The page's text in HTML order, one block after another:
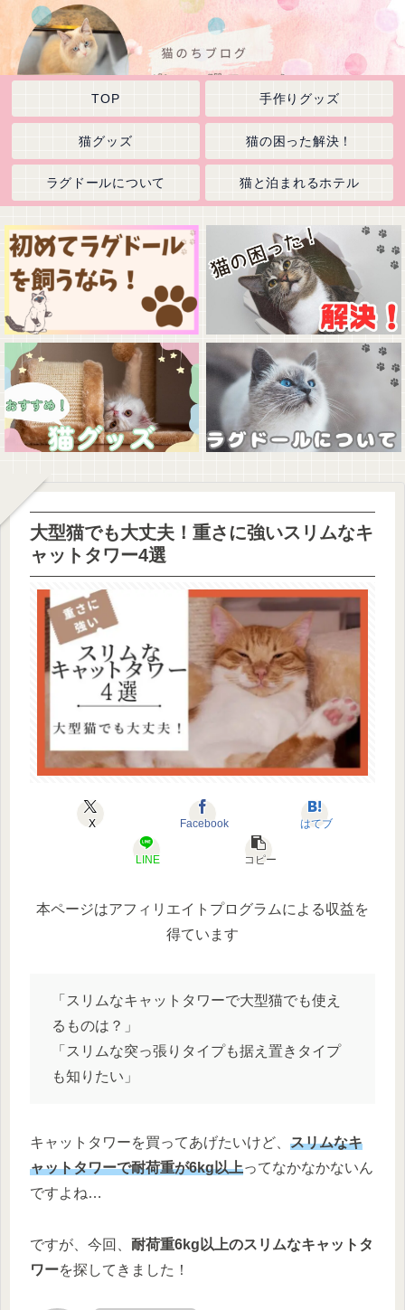
TOP 手作りグッズ
猫グッズ 猫の困った解決！
ラグドールについて 猫と泊まれるホテル
大型猫でも大丈夫！重さに強いスリムなキ
ャットタワー4選
X Facebook はてブ
LINE コピー
本ページはアフィリエイトプログラムによる収益を
得ています
「スリムなキャットタワーで大型猫でも使え
るものは？」
「スリムな突っ張りタイプも据え置きタイプ
も知りたい」
キャットタワーを買ってあげたいけど、 スリムなキ
ャットタワーで耐荷重が6kg以上ってなかなかないん
ですよね…
ですが、今回、 耐荷重6kg以上のスリムなキャットタ
ワーを探してきました！